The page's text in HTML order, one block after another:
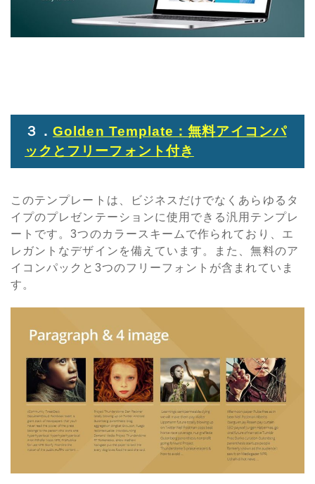
３．Golden Template：無料アイコンパ
ックとフリーフォント付き
このテンプレートは、ビジネスだけでなくあらゆるタ
イプのプレゼンテーションに使用できる汎用テンプレ
ートです。3つのカラースキームで作られており、エ
レガントなデザインを備えています。また、無料のア
イコンパックと3つのフリーフォントが含まれていま
す。